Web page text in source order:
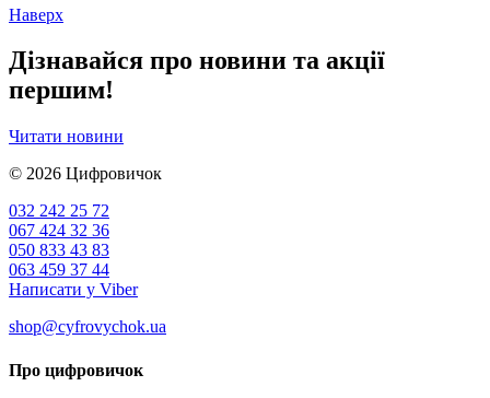
Наверх
Дізнавайся про новини та акції
першим!
Читати новини
© 2026 Цифровичок
032 242 25 72
067 424 32 36
050 833 43 83
063 459 37 44
Написати у Viber
shop@cyfrovychok.ua
Про цифровичок